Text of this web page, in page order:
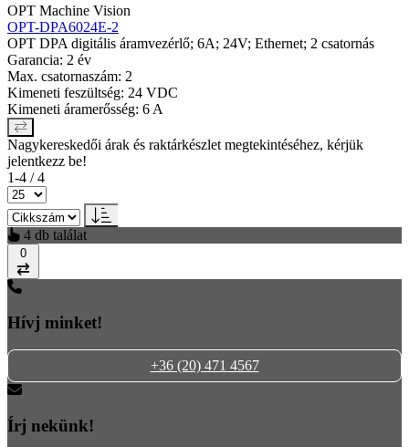
OPT Machine Vision
OPT-DPA6024E-2
OPT DPA digitális áramvezérlő; 6A; 24V; Ethernet; 2 csatornás
Garancia: 2 év
Max. csatornaszám: 2
Kimeneti feszültség: 24 VDC
Kimeneti áramerősség: 6 A
Nagykereskedői árak és raktárkészlet megtekintéséhez, kérjük
jelentkezz be!
1-4 / 4
4 db találat
0
Hívj minket!
+36 (20) 471 4567
Írj nekünk!